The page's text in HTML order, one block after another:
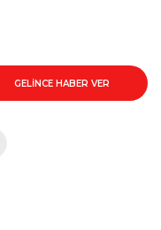
GELİNCE HABER VER